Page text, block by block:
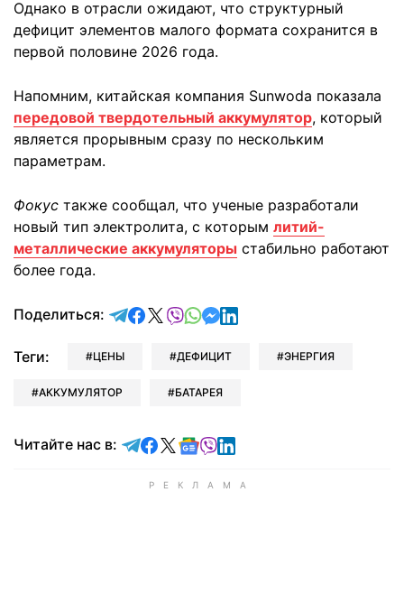
Однако в отрасли ожидают, что структурный
дефицит элементов малого формата сохранится в
первой половине 2026 года.
Напомним, китайская компания Sunwoda показала
передовой твердотельный аккумулятор, который
является прорывным сразу по нескольким
параметрам.
Фокус также сообщал, что ученые разработали
новый тип электролита, с которым литий-
металлические аккумуляторы стабильно работают
более года.
Поделиться: отправить в Telegram
поделиться в Facebook
поделиться в X
отправить в Viber
отправить в Whatsapp
отправить в Messenger
отправить в LinkedIn
Теги: ЦЕНЫ ДЕФИЦИТ ЭНЕРГИЯ
АККУМУЛЯТОР БАТАРЕЯ
Читайте нас в: Читайте в Telegram
Читайте в Facebook
Читайте в X
Читайте в Google news
Читайте в Viber
Читайте в LinkedIn